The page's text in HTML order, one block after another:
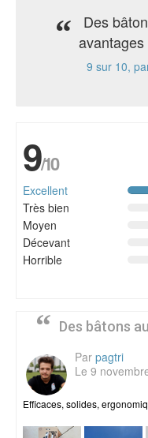
Des
avantages
9 sur 10,
9/10
Excellent
Très bien
Moyen
Décevant
Horrible
Des bâtons
Par pagtri
Le 9
Efficaces, solides,